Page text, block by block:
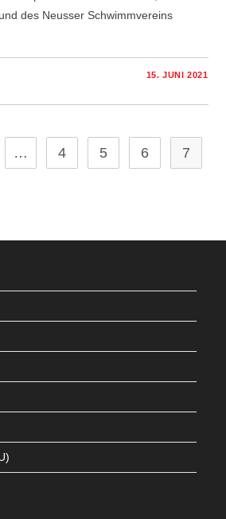
des Neusser Schwimmvereins
15. JUNI 2021
Seite
… 4 5 6 7